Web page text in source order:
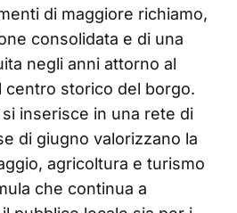
di maggiore richiamo,
consolidata e di una
negli anni attorno al
centro storico del borgo.
inserisce in una rete di
di giugno valorizzano la
agricoltura e turismo
che continua a